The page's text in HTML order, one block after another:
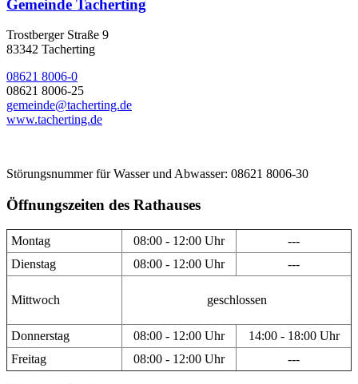
Gemeinde Tacherting
Trostberger Straße 9
83342 Tacherting
08621 8006-0
08621 8006-25
gemeinde@tacherting.de
www.tacherting.de
Störungsnummer für Wasser und Abwasser: 08621 8006-30
Öffnungszeiten des Rathauses
Montag 08:00 - 12:00 Uhr
---
Dienstag
08:00 - 12:00 Uhr ---
Mittwoch geschlossen
Donnerstag 08:00 - 12:00 Uhr
14:00 - 18:00 Uhr
Freitag
08:00 - 12:00 Uhr ---